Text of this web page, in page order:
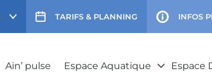
TARIFS & PLANNING INFOS
Ain’ pulse Espace Aquatique Espace